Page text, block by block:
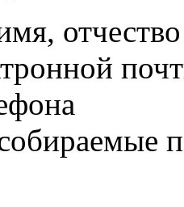
отчество